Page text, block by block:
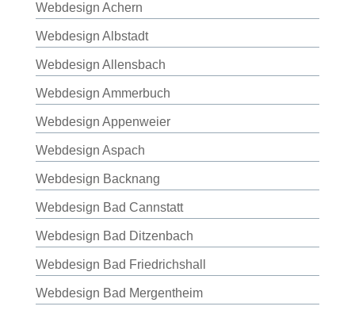
Webdesign Achern
Webdesign Albstadt
Webdesign Allensbach
Webdesign Ammerbuch
Webdesign Appenweier
Webdesign Aspach
Webdesign Backnang
Webdesign Bad Cannstatt
Webdesign Bad Ditzenbach
Webdesign Bad Friedrichshall
Webdesign Bad Mergentheim